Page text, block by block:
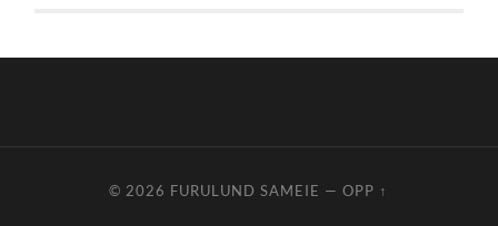
© 2026 FURULUND SAMEIE —OPP ↑